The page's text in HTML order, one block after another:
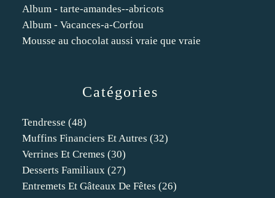
Catégories
Tendresse (48)
Muffins Financiers Et Autres (32)
Verrines Et Cremes (30)
Desserts Familiaux (27)
Entremets Et Gâteaux De Fêtes (26)
Album - tarte-amandes--abricots
Album - Vacances-a-Corfou
Mousse au chocolat aussi vraie que vraie